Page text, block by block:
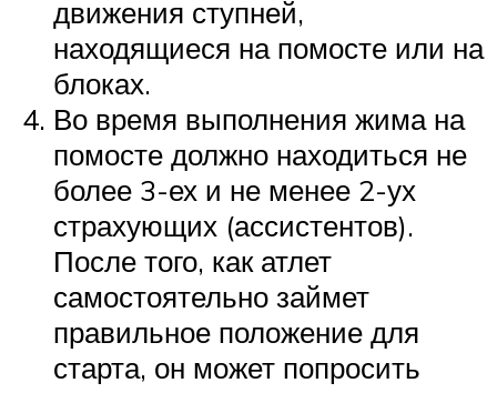
движения ступней,
находящиеся на помосте или на
блоках.
Во время выполнения жима на
помосте должно находиться не
более 3-ех и не менее 2-ух
страхующих (ассистентов).
После того, как атлет
самостоятельно займет
правильное положение для
старта, он может попросить